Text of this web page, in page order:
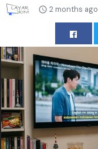
2 months ago